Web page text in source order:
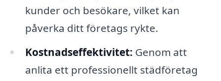
kunder och besökare, vilket kan
påverka ditt företags rykte.
Kostnadseffektivitet: Genom att
anlita ett professionellt städföretag